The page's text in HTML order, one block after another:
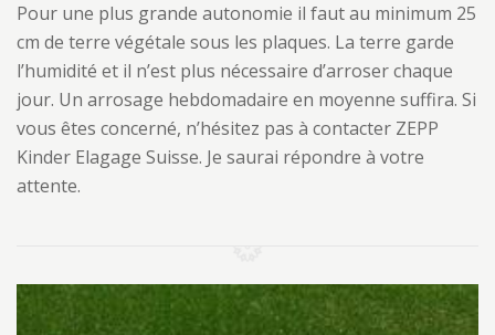
Pour une plus grande autonomie il faut au minimum 25
cm de terre végétale sous les plaques. La terre garde
l’humidité et il n’est plus nécessaire d’arroser chaque
jour. Un arrosage hebdomadaire en moyenne suffira. Si
vous êtes concerné, n’hésitez pas à contacter ZEPP
Kinder Elagage Suisse. Je saurai répondre à votre
attente.